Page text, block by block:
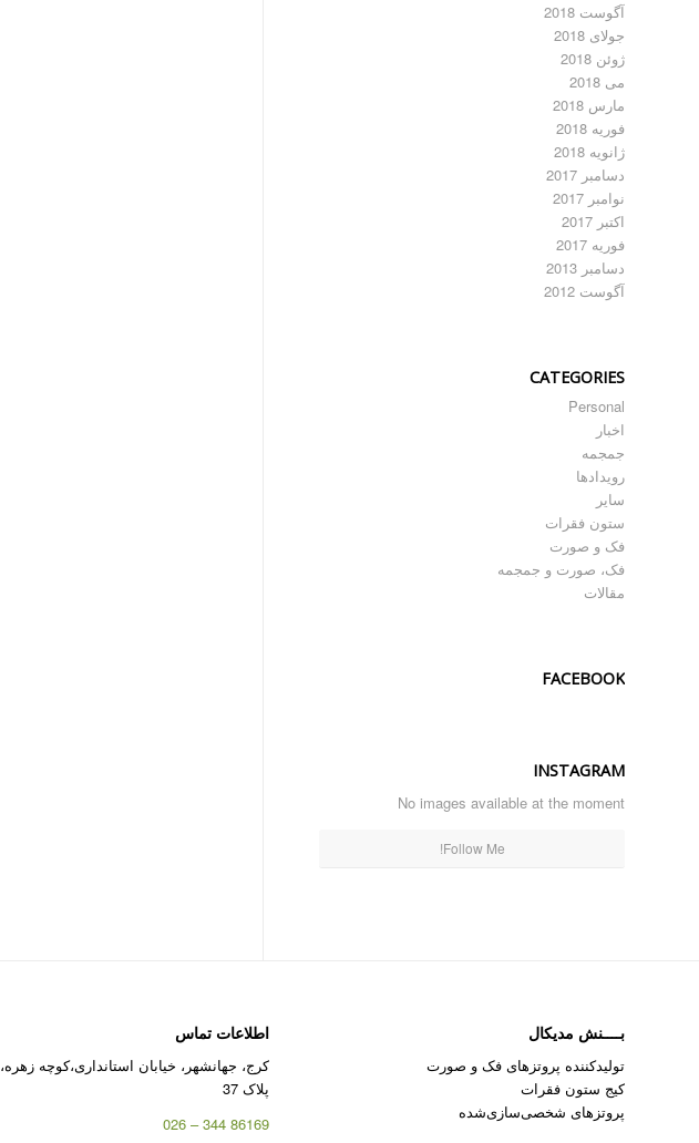
آگوست 2018
جولای 2018
ژوئن 2018
می 2018
مارس 2018
فوریه 2018
ژانویه 2018
دسامبر 2017
نوامبر 2017
اکتبر 2017
فوریه 2017
دسامبر 2013
آگوست 2012
CATEGORIES
Personal
اخبار
جمجمه
رویدادها
سایر
ستون فقرات
فک و صورت
فک، صورت و جمجمه
مقالات
FACEBOOK
INSTAGRAM
No images available at the moment
Follow Me!
بــــنش مدیکال
تولیدکننده پروتزهای فک و صورت
کیج ستون فقرات
پروتزهای شخصی‌سازی‌شده
اطلاعات تماس
کرج، جهانشهر، خیابان استانداری،کوچه زهره،
پلاک 37
86169 344 – 026